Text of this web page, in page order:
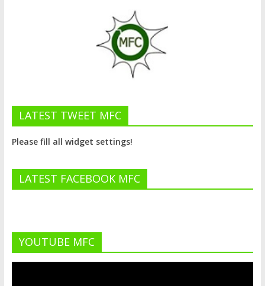
LATEST TWEET MFC
Please fill all widget settings!
LATEST FACEBOOK MFC
YOUTUBE MFC